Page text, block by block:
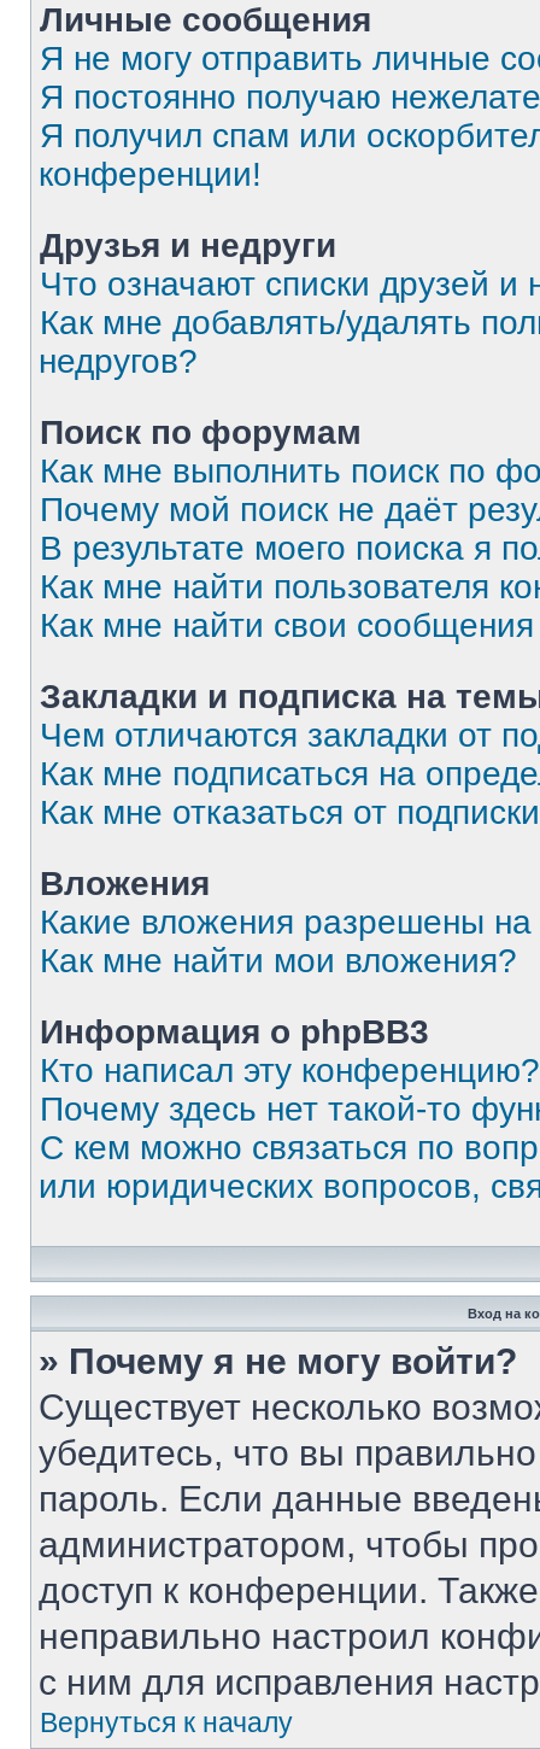
Личные сообщения
Я не могу отправить личные
Я постоянно получаю
Я получил спам или
конференции!
Друзья и недруги
Что означают списки друзей и
Как мне добавлять/удалять
недругов?
Поиск по форумам
Как мне выполнить поиск по
Почему мой поиск не даёт
В результате моего поиска я
Как мне найти пользователя
Как мне найти свои
Закладки и подписка на
Чем отличаются закладки от
Как мне подписаться на
Как мне отказаться от
Вложения
Какие вложения разрешены
Как мне найти мои вложения?
Информация о phpBB3
Кто написал эту конференцию?
Почему здесь нет такой-то
С кем можно связаться по
или юридических вопросов,
Вход на
» Почему я не могу войти?
Существует несколько
убедитесь, что вы
пароль. Если данные
администратором, чтобы
доступ к конференции.
неправильно настроил
с ним для исправления
Вернуться к началу